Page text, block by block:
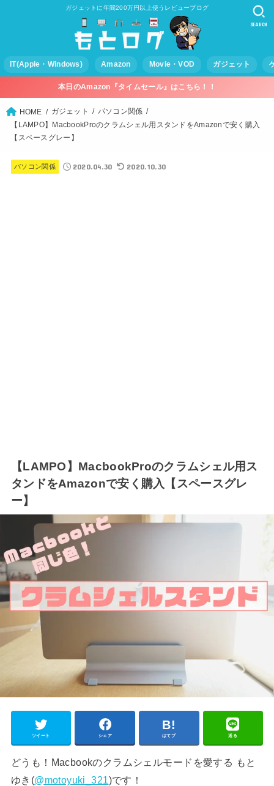
ガジェットに年間200万円以上使うレビューブログ
IT(Apple・Windows) Amazon Movie・VOD ガジェット
SEARCH
本日のAmazon『タイムセール』はこちら！！
HOME ガジェット
パソコン関係
【LAMPO】MacbookProのクラムシェル用スタンドをAmazonで安く購入
【スペースグレー】
パソコン関係 2020.04.30 2020.10.30
【LAMPO】MacbookProのクラムシェル用ス
タンドをAmazonで安く購入【スペースグレ
ー】
ツイート シェア はてブ 送る
どうも！Macbookのクラムシェルモードを愛する もと
ゆき(@motoyuki_321)です！